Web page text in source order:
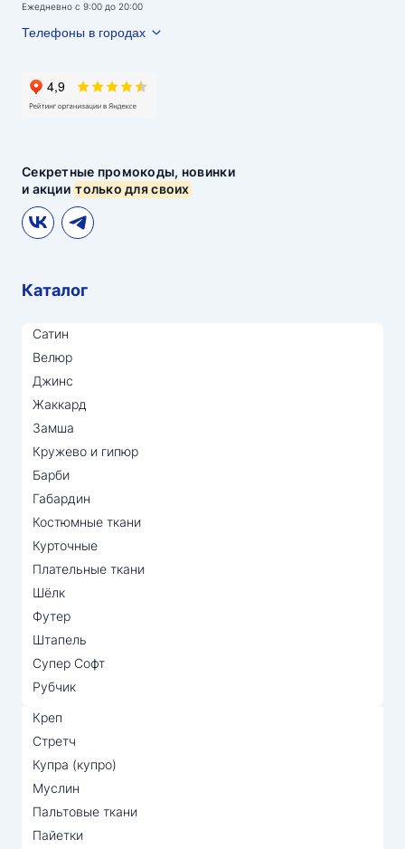
Секретные промокоды, новинки
и акциитолько для своих
Ежедневно с 9:00 до 20:00
Телефоны в городах
Каталог
Сатин
Велюр
Джинс
Жаккард
Замша
Кружево и гипюр
Барби
Габардин
Костюмные ткани
Курточные
Плательные ткани
Шёлк
Футер
Штапель
Супер Софт
Рубчик
Креп
Стретч
Купра (купро)
Муслин
Пальтовые ткани
Пайетки